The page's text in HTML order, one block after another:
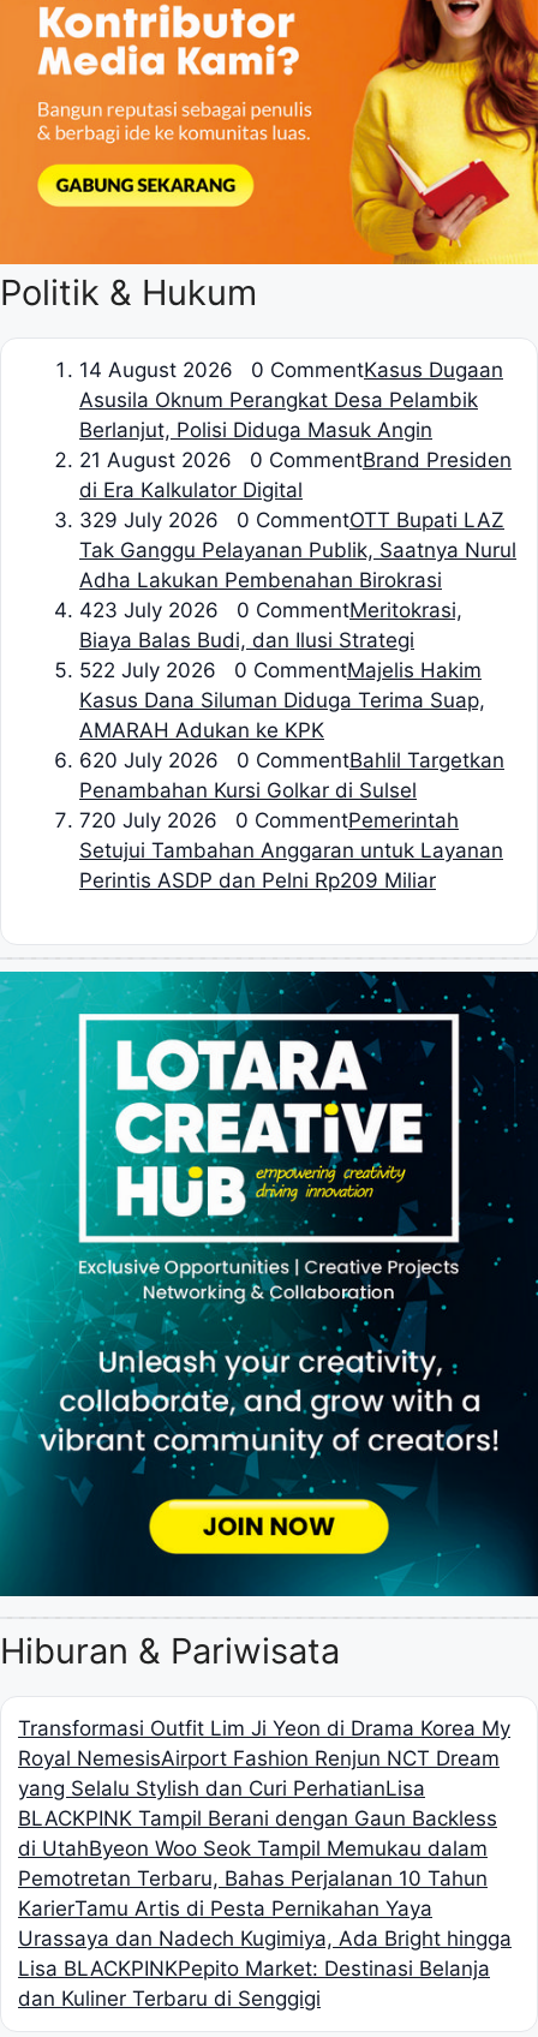
Politik & Hukum
14 August 2026 0 CommentKasus Dugaan
Asusila Oknum Perangkat Desa Pelambik
Berlanjut, Polisi Diduga Masuk Angin
21 August 2026 0 CommentBrand Presiden
di Era Kalkulator Digital
329 July 2026 0 CommentOTT Bupati LAZ
Tak Ganggu Pelayanan Publik, Saatnya Nurul
Adha Lakukan Pembenahan Birokrasi
423 July 2026 0 CommentMeritokrasi,
Biaya Balas Budi, dan Ilusi Strategi
522 July 2026 0 CommentMajelis Hakim
Kasus Dana Siluman Diduga Terima Suap,
AMARAH Adukan ke KPK
620 July 2026 0 CommentBahlil Targetkan
Penambahan Kursi Golkar di Sulsel
720 July 2026 0 CommentPemerintah
Setujui Tambahan Anggaran untuk Layanan
Perintis ASDP dan Pelni Rp209 Miliar
Hiburan & Pariwisata
Transformasi Outfit Lim Ji Yeon di Drama Korea My
Royal NemesisAirport Fashion Renjun NCT Dream
yang Selalu Stylish dan Curi PerhatianLisa
BLACKPINK Tampil Berani dengan Gaun Backless
di UtahByeon Woo Seok Tampil Memukau dalam
Pemotretan Terbaru, Bahas Perjalanan 10 Tahun
KarierTamu Artis di Pesta Pernikahan Yaya
Urassaya dan Nadech Kugimiya, Ada Bright hingga
Lisa BLACKPINKPepito Market: Destinasi Belanja
dan Kuliner Terbaru di Senggigi